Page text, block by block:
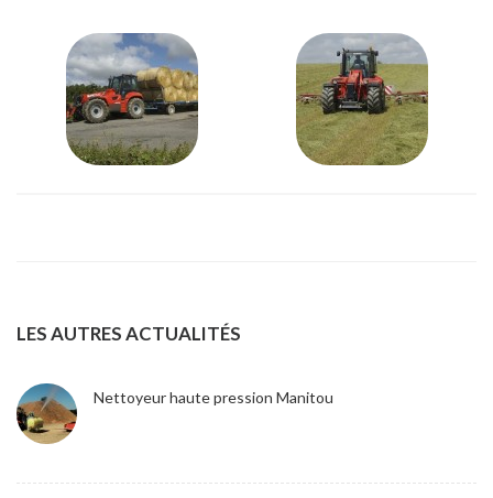
LES AUTRES ACTUALITÉS
Nettoyeur haute pression Manitou